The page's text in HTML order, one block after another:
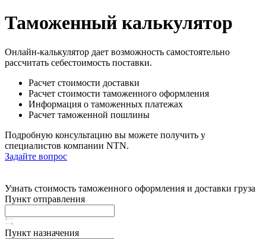
Таможенный калькулятор
Онлайн-калькулятор дает возможность самостоятельно
рассчитать себестоимость поставки.
Расчет стоимости доставки
Расчет стоимости таможенного оформления
Информация о таможенных платежах
Расчет таможенной пошлины
Подробную консультацию вы можете получить у
специалистов компании NTN.
Задайте вопрос
Узнать стоимость таможенного оформления и доставки груза
Пункт отправления
Пункт назначения